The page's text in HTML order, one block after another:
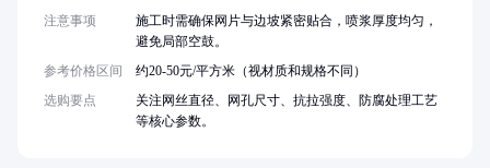
注意事项
施工时需确保网片与边坡紧密贴合，喷浆厚度均匀，
避免局部空鼓。
参考价格区间
约20-50元/平方米（视材质和规格不同）
选购要点
关注网丝直径、网孔尺寸、抗拉强度、防腐处理工艺
等核心参数。